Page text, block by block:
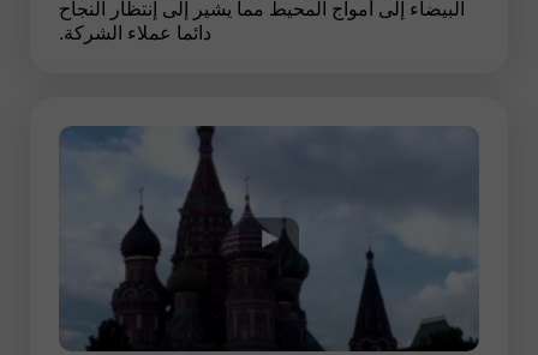
البيضاء إلى أمواج المحيط مما يشير إلى إنتظار النجاح
دائما عملاء الشركة.